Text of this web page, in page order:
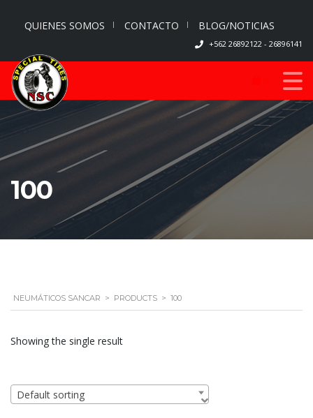
QUIENES SOMOS CONTACTO BLOG/NOTICIAS
+562 26892122 - 26896141
100
NEUMÁTICOS SANCAR > PRODUCTS > 100
Showing the single result
Default sorting